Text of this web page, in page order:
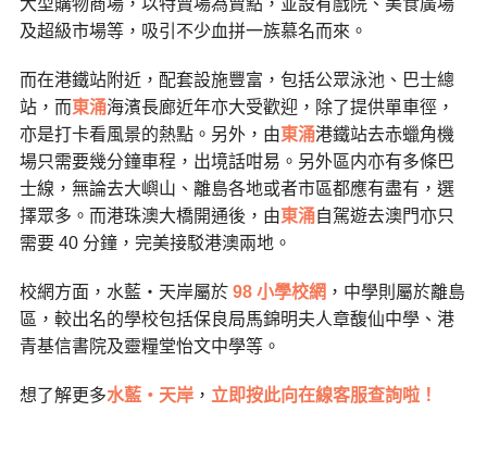
及超級市場等，吸引不少血拼一族慕名而來。
而在港鐵站附近，配套設施豐富，包括公眾泳池、巴士總
站，而東涌海濱長廊近年亦大受歡迎，除了提供單車徑，
亦是打卡看風景的熱點。另外，由東涌港鐵站去赤蠟角機
場只需要幾分鐘車程，出境話咁易。另外區内亦有多條巴
士線，無論去大嶼山、離島各地或者市區都應有盡有，選
擇眾多。而港珠澳大橋開通後，由東涌自駕遊去澳門亦只
需要 40 分鐘，完美接駁港澳兩地。
校網方面，水藍・天岸屬於98 小學校網 ，中學則屬於離島
區，較出名的學校包括保良局馬錦明夫人章馥仙中學、港
青基信書院及靈糧堂怡文中學等。
想了解更多水藍・天岸， 立即按此向在線客服查詢啦！